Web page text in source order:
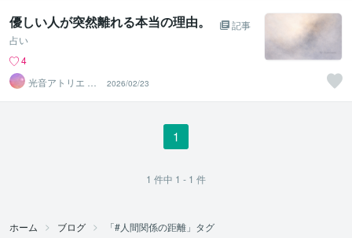
優しい人が突然離れる本当の理由。
記事
占い
4
光音アトリエ Lu
minara☆字霊占
い
2026/02/23
1
1 件中 1 - 1 件
ホーム ブログ 「#人間関係の距離」タグ